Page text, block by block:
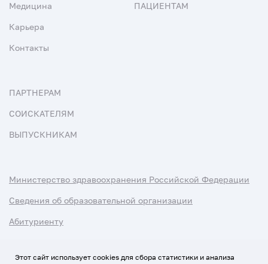
Медицина
Карьера
Контакты
ПАЦИЕНТАМ
ПАРТНЕРАМ
СОИСКАТЕЛЯМ
ВЫПУСКНИКАМ
Министерство здравоохранения Российской Федерации
Сведения об образовательной организации
Абитуриенту
Этот сайт использует cookies для сбора статистики и анализа